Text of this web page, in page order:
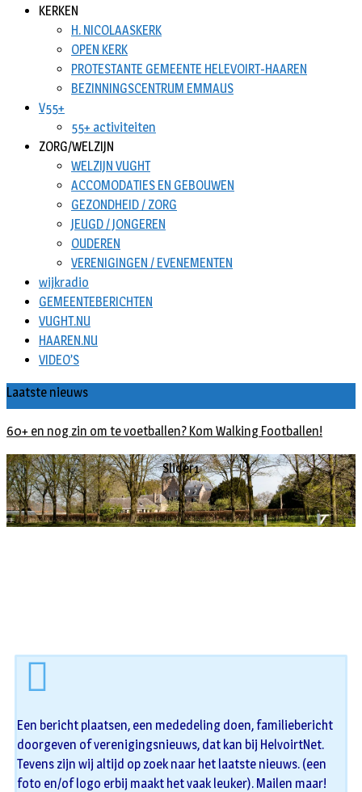
KERKEN
H. NICOLAASKERK
OPEN KERK
PROTESTANTE GEMEENTE HELEVOIRT-HAAREN
BEZINNINGSCENTRUM EMMAUS
V55+
55+ activiteiten
ZORG/WELZIJN
WELZIJN VUGHT
ACCOMODATIES EN GEBOUWEN
GEZONDHEID / ZORG
JEUGD / JONGEREN
OUDEREN
VERENIGINGEN / EVENEMENTEN
wijkradio
GEMEENTEBERICHTEN
VUGHT.NU
HAAREN.NU
VIDEO’S
Laatste nieuws
Buxusplanten in brand in Biezenmortel, vermoedelijk opzet
Slider1
Een bericht plaatsen, een mededeling doen, familiebericht
doorgeven of verenigingsnieuws, dat kan bij HelvoirtNet.
Tevens zijn wij altijd op zoek naar het laatste nieuws. (een
foto en/of logo erbij maakt het vaak leuker). Mailen maar!